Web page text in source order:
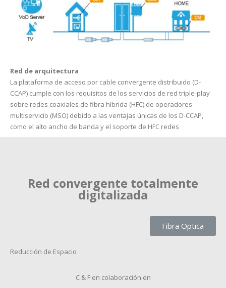
Red de arquitectura
La plataforma de acceso por cable convergente distribuido (D-
CCAP) cumple con los requisitos de los servicios de red triple-play
sobre redes coaxiales de fibra híbrida (HFC) de operadores
multiservicio (MSO) debido a las ventajas únicas de los D-CCAP,
como el alto ancho de banda y el soporte de HFC redes
Red convergente totalmente
digitalizada
Fibra Optica
Reducción de Espacio
C & F en colaboración en